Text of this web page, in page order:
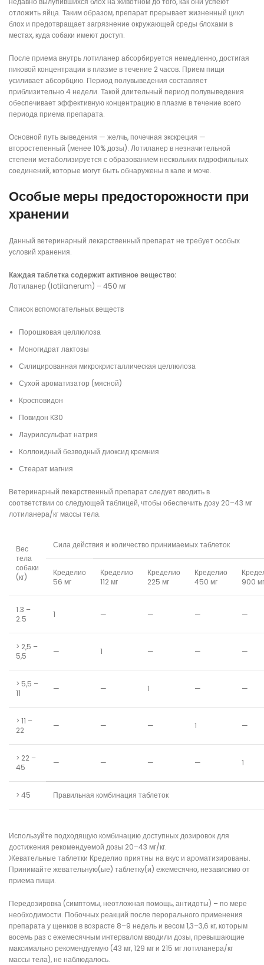
отложить яйца. Таким образом, препарат прерывает жизненный цикл
блох и предотвращает загрязнение окружающей среды блохами в
местах, куда собаки имеют доступ.
После приема внутрь лотиланер абсорбируется немедленно, достигая
пиковой концентрации в плазме в течение 2 часов. Прием пищи
усиливает абсорбцию. Период полувыведения составляет
приблизительно 4 недели. Такой длительный период полувыведения
обеспечивает эффективную концентрацию в плазме в течение всего
периода приема препарата.
Основной путь выведения — желчь, почечная экскреция —
второстепенный (менее 10% дозы). Лотиланер в незначительной
степени метаболизируется с образованием нескольких гидрофильных
соединений, которые могут быть обнаружены в кале и моче.
Особые меры предосторожности при
хранении
Данный ветеринарный лекарственный препарат не требует особых
условий хранения.
Каждая таблетка содержит активное вещество:
Лотиланер (lotilanerum) –450 мг
Список вспомогательных веществ
Порошковая целлюлоза
Моногидрат лактозы
Силицированная микрокристаллическая целлюлоза
Сухой ароматизатор (мясной)
Кросповидон
Повидон К30
Лаурилсульфат натрия
Коллоидный безводный диоксид кремния
Стеарат магния
Ветеринарный лекарственный препарат следует вводить в
соответствии со следующей таблицей, чтобы обеспечить дозу 20–43 мг
лотиланера/кг массы тела.
Вес
тела
собаки
(кг)
Сила действия и количество принимаемых таблеток
Кределио
56 мг
Кределио
112 мг
Кределио
225 мг
Кределио
450 мг
900 мг
1.3 –
2.5
1 — — — —
> 2,5 –
5,5
— 1 — — —
> 5,5 –
11
— — 1 — —
> 11 –
22
— — — 1 —
> 22 –
45
— — — — 1
> 45 Правильная комбинация таблеток
Используйте подходящую комбинацию доступных дозировок для
достижения рекомендуемой дозы 20–43 мг/кг.
Жевательные таблетки Кределио приятны на вкус и ароматизированы.
Принимайте жевательную(ые) таблетку(и) ежемесячно, независимо от
приема пищи.
Передозировка (симптомы, неотложная помощь, антидоты) – по мере
необходимости. Побочных реакций после перорального применения
препарата у щенков в возрасте 8–9 недель и весом 1,3–3,6 кг, которым
восемь раз с ежемесячным интервалом вводили дозы, превышающие
максимально рекомендуемую (43 мг, 129 мг и 215 мг лотиланера/кг
массы тела), не наблюдалось.